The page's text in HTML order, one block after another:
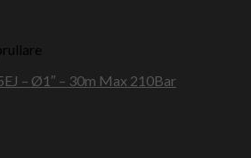
– Ø1″ – 30m Max 210Bar